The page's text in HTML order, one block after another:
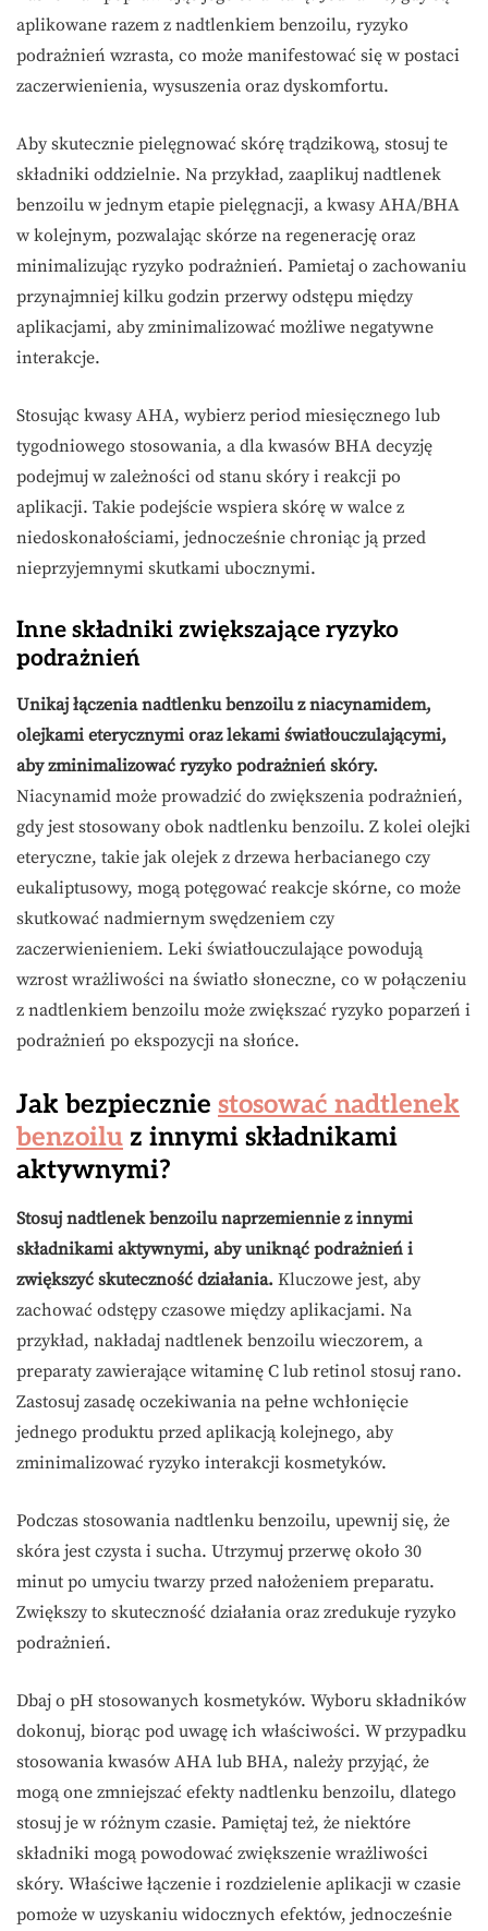
aplikowane razem z nadtlenkiem benzoilu, ryzyko
podrażnień wzrasta, co może manifestować się w postaci
zaczerwienienia, wysuszenia oraz dyskomfortu.
Aby skutecznie pielęgnować skórę trądzikową, stosuj te
składniki oddzielnie. Na przykład, zaaplikuj nadtlenek
benzoilu w jednym etapie pielęgnacji, a kwasy AHA/BHA
w kolejnym, pozwalając skórze na regenerację oraz
minimalizując ryzyko podrażnień. Pamietaj o zachowaniu
przynajmniej kilku godzin przerwy odstępu między
aplikacjami, aby zminimalizować możliwe negatywne
interakcje.
Stosując kwasy AHA, wybierz period miesięcznego lub
tygodniowego stosowania, a dla kwasów BHA decyzję
podejmuj w zależności od stanu skóry i reakcji po
aplikacji. Takie podejście wspiera skórę w walce z
niedoskonałościami, jednocześnie chroniąc ją przed
nieprzyjemnymi skutkami ubocznymi.
Inne składniki zwiększające ryzyko
podrażnień
Unikaj łączenia nadtlenku benzoilu z niacynamidem,
olejkami eterycznymi oraz lekami światłouczulającymi,
aby zminimalizować ryzyko podrażnień skóry.
Niacynamid może prowadzić do zwiększenia podrażnień,
gdy jest stosowany obok nadtlenku benzoilu. Z kolei olejki
eteryczne, takie jak olejek z drzewa herbacianego czy
eukaliptusowy, mogą potęgować reakcje skórne, co może
skutkować nadmiernym swędzeniem czy
zaczerwienieniem. Leki światłouczulające powodują
wzrost wrażliwości na światło słoneczne, co w połączeniu
z nadtlenkiem benzoilu może zwiększać ryzyko poparzeń i
podrażnień po ekspozycji na słońce.
Jak bezpiecznie stosować nadtlenek
benzoilu z innymi składnikami
aktywnymi?
Stosuj nadtlenek benzoilu naprzemiennie z innymi
składnikami aktywnymi, aby uniknąć podrażnień i
zwiększyć skuteczność działania. Kluczowe jest, aby
zachować odstępy czasowe między aplikacjami. Na
przykład, nakładaj nadtlenek benzoilu wieczorem, a
preparaty zawierające witaminę C lub retinol stosuj rano.
Zastosuj zasadę oczekiwania na pełne wchłonięcie
jednego produktu przed aplikacją kolejnego, aby
zminimalizować ryzyko interakcji kosmetyków.
Podczas stosowania nadtlenku benzoilu, upewnij się, że
skóra jest czysta i sucha. Utrzymuj przerwę około 30
minut po umyciu twarzy przed nałożeniem preparatu.
Zwiększy to skuteczność działania oraz zredukuje ryzyko
podrażnień.
Dbaj o pH stosowanych kosmetyków. Wyboru składników
dokonuj, biorąc pod uwagę ich właściwości. W przypadku
stosowania kwasów AHA lub BHA, należy przyjąć, że
mogą one zmniejszać efekty nadtlenku benzoilu, dlatego
stosuj je w różnym czasie. Pamiętaj też, że niektóre
składniki mogą powodować zwiększenie wrażliwości
skóry. Właściwe łączenie i rozdzielenie aplikacji w czasie
pomoże w uzyskaniu widocznych efektów, jednocześnie